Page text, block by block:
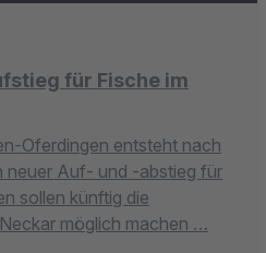
für Fische im
Oferdingen entsteht nach
neuer Auf- und -abstieg für
sollen künftig die
möglich machen …